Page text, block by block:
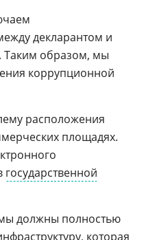
декларантом и
образом, мы
коррупционной
расположения
площадях.
государственной
должны полностью
которая